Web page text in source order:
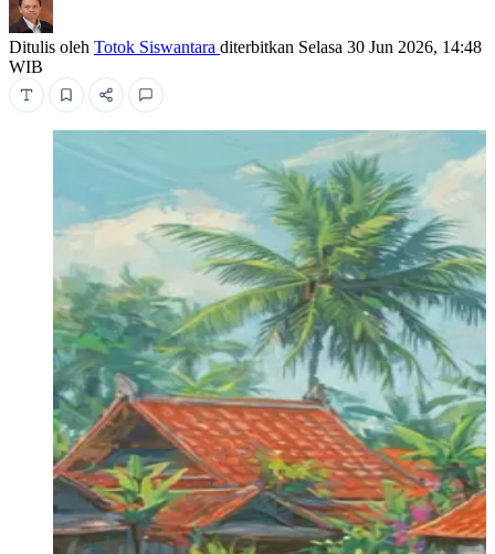
Ditulis oleh Totok Siswantara diterbitkan Selasa 30 Jun 2026, 14:48
WIB